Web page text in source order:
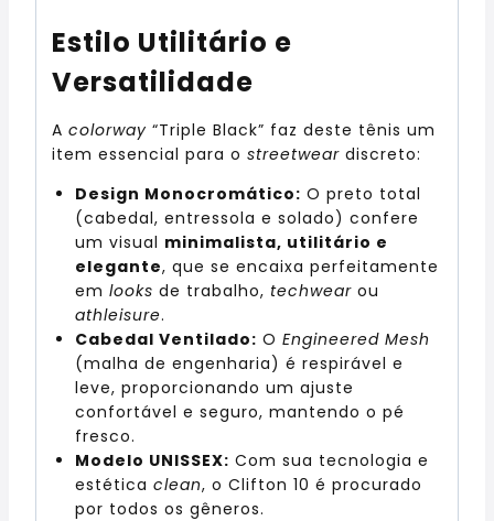
Estilo Utilitário e
Versatilidade
A colorway “Triple Black” faz deste tênis um
item essencial para o streetwear discreto:
Design Monocromático: O preto total
(cabedal, entressola e solado) confere
um visual minimalista, utilitário e
elegante, que se encaixa perfeitamente
em looks de trabalho, techwear ou
athleisure.
Cabedal Ventilado: O Engineered Mesh
(malha de engenharia) é respirável e
leve, proporcionando um ajuste
confortável e seguro, mantendo o pé
fresco.
Modelo UNISSEX: Com sua tecnologia e
estética clean, o Clifton 10 é procurado
por todos os gêneros.